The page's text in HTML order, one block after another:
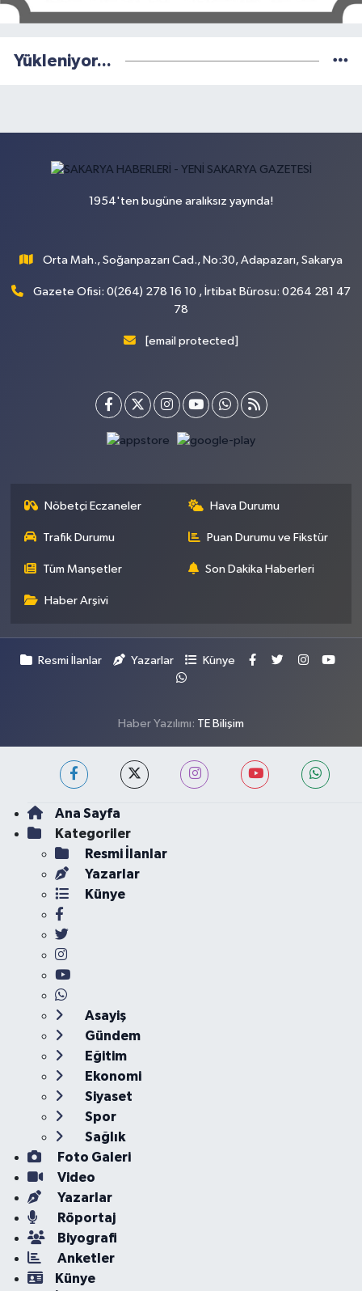
Yükleniyor...
1954'ten bugüne aralıksız yayında!
Orta Mah., Soğanpazarı Cad., No:30, Adapazarı, Sakarya
Gazete Ofisi: 0(264) 278 16 10 , İrtibat Bürosu: 0264 281 47
78
[email protected]
Nöbetçi Eczaneler Hava Durumu
Trafik Durumu Puan Durumu ve Fikstür
Tüm Manşetler Son Dakika Haberleri
Haber Arşivi
Resmi İlanlar Yazarlar Künye
Haber Yazılımı: TE Bilişim
Ana Sayfa
Kategoriler
Resmi İlanlar
Yazarlar
Künye
Asayiş
Gündem
Eğitim
Ekonomi
Siyaset
Spor
Sağlık
Foto Galeri
Video
Yazarlar
Röportaj
Biyografi
Anketler
Künye